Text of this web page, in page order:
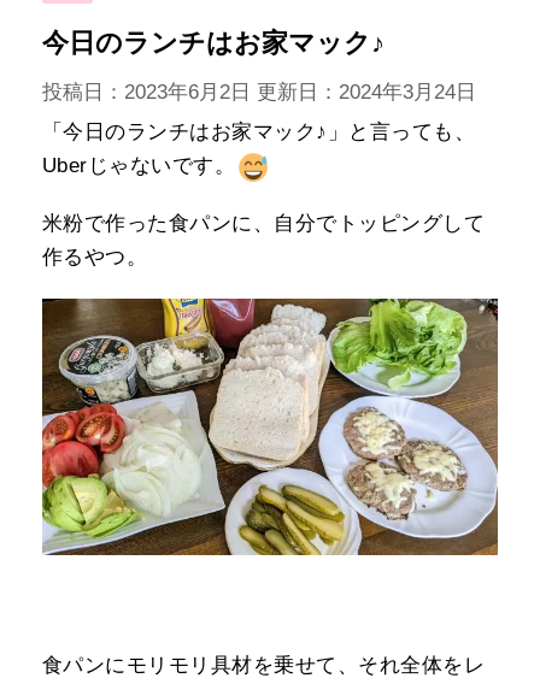
今日のランチはお家マック♪
投稿日：2023年6月2日 更新日： 2024年3月24日
「今日のランチはお家マック♪」と言っても、
Uberじゃないです。
米粉で作った食パンに、自分でトッピングして
作るやつ。
食パンにモリモリ具材を乗せて、それ全体をレ